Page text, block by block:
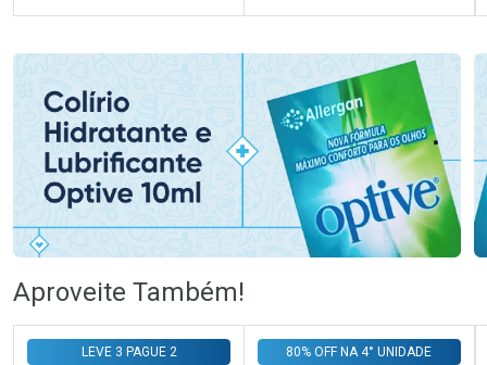
Comprar sem Desconto
Por R$ 105,99/cada
Comprar sem Desconto
Por R$ 105,99/cada
Laboratório
Comprar sem Desconto
Por R$ 76,78/cada
Por Menos
Comprar sem Desconto
Por R$ 76,78/cada
Aproveite Também!
LEVE 3 PAGUE 2 80% OFF NA 4° UNIDADE